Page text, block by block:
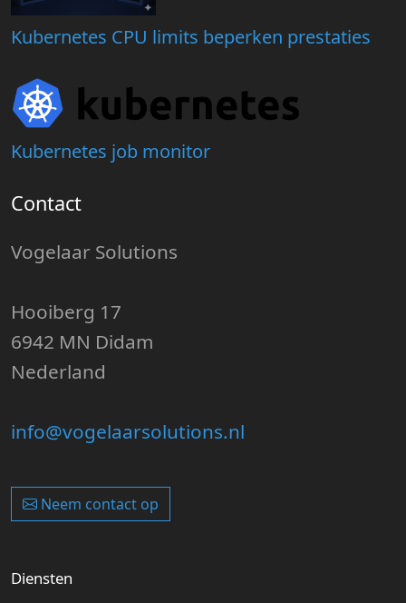
Kubernetes CPU limits beperken prestaties
Kubernetes job monitor
Contact
Vogelaar Solutions
Hooiberg 17
6942 MN Didam
Nederland
info@vogelaarsolutions.nl
Neem contact op
Diensten